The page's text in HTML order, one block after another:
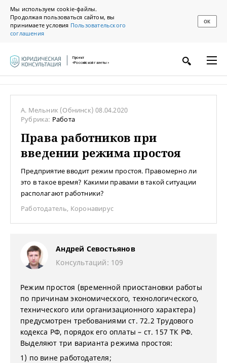
Мы используем cookie-файлы.
Продолжая пользоваться сайтом, вы
принимаете условия Пользовательского
соглашения
ОК
Проект
«Российской газеты»
А. Мельник (Обнинск)08.04.2020
Рубрика: Работа
Права работников при
введении режима простоя
Предприятие вводит режим простоя. Правомерно ли
это в такое время? Какими правами в такой ситуации
располагают работники?
Работодатель, Коронавирус
Андрей Севостьянов
Консультаций: 109
Режим простоя (временной приостановки работы
по причинам экономического, технологического,
технического или организационного характера)
предусмотрен требованиями ст. 72.2 Трудового
кодекса РФ, порядок его оплаты – ст. 157 ТК РФ.
Выделяют три варианта режима простоя:
1) по вине работодателя;